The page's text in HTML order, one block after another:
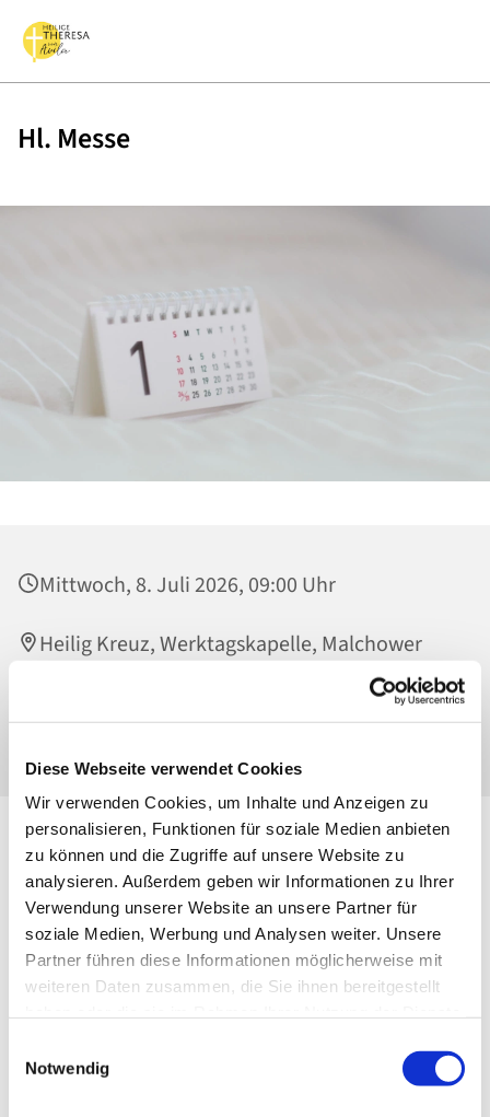
Diese Webseite verwendet Cookies
Wir verwenden Cookies, um Inhalte und Anzeigen zu
personalisieren, Funktionen für soziale Medien anbieten
zu können und die Zugriffe auf unsere Website zu
analysieren. Außerdem geben wir Informationen zu Ihrer
Verwendung unserer Website an unsere Partner für
soziale Medien, Werbung und Analysen weiter. Unsere
Partner führen diese Informationen möglicherweise mit
weiteren Daten zusammen, die Sie ihnen bereitgestellt
Notwendig
Hl. Messe
Mittwoch, 8. Juli 2026, 09:00 Uhr
Heilig Kreuz, Werktagskapelle, Malchower